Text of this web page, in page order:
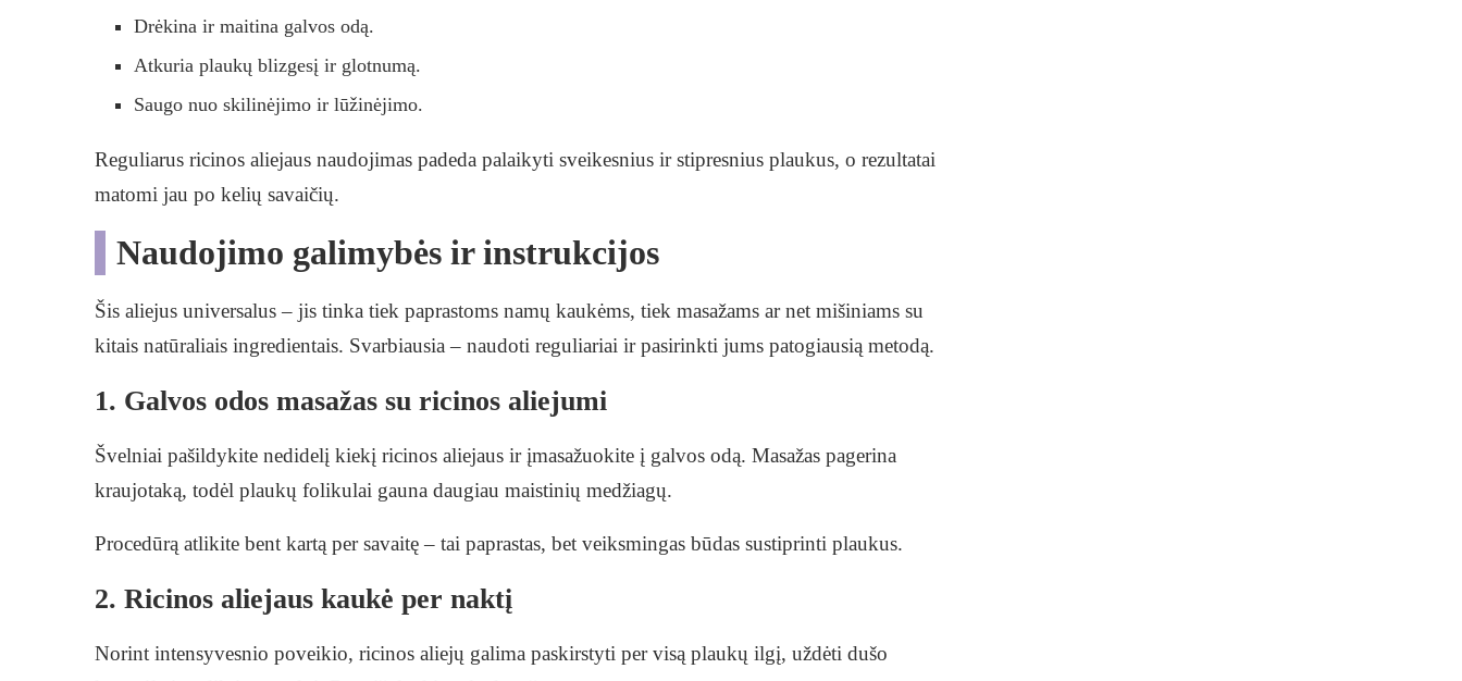
Drėkina ir maitina galvos odą.
Atkuria plaukų blizgesį ir glotnumą.
Saugo nuo skilinėjimo ir lūžinėjimo.
Reguliarus ricinos aliejaus naudojimas padeda palaikyti sveikesnius ir stipresnius plaukus, o rezultatai
matomi jau po kelių savaičių.
Naudojimo galimybės ir instrukcijos
Šis aliejus universalus – jis tinka tiek paprastoms namų kaukėms, tiek masažams ar net mišiniams su
kitais natūraliais ingredientais. Svarbiausia – naudoti reguliariai ir pasirinkti jums patogiausią metodą.
1. Galvos odos masažas su ricinos aliejumi
Švelniai pašildykite nedidelį kiekį ricinos aliejaus ir įmasažuokite į galvos odą. Masažas pagerina
kraujotaką, todėl plaukų folikulai gauna daugiau maistinių medžiagų.
Procedūrą atlikite bent kartą per savaitę – tai paprastas, bet veiksmingas būdas sustiprinti plaukus.
2. Ricinos aliejaus kaukė per naktį
Norint intensyvesnio poveikio, ricinos aliejų galima paskirstyti per visą plaukų ilgį, uždėti dušo